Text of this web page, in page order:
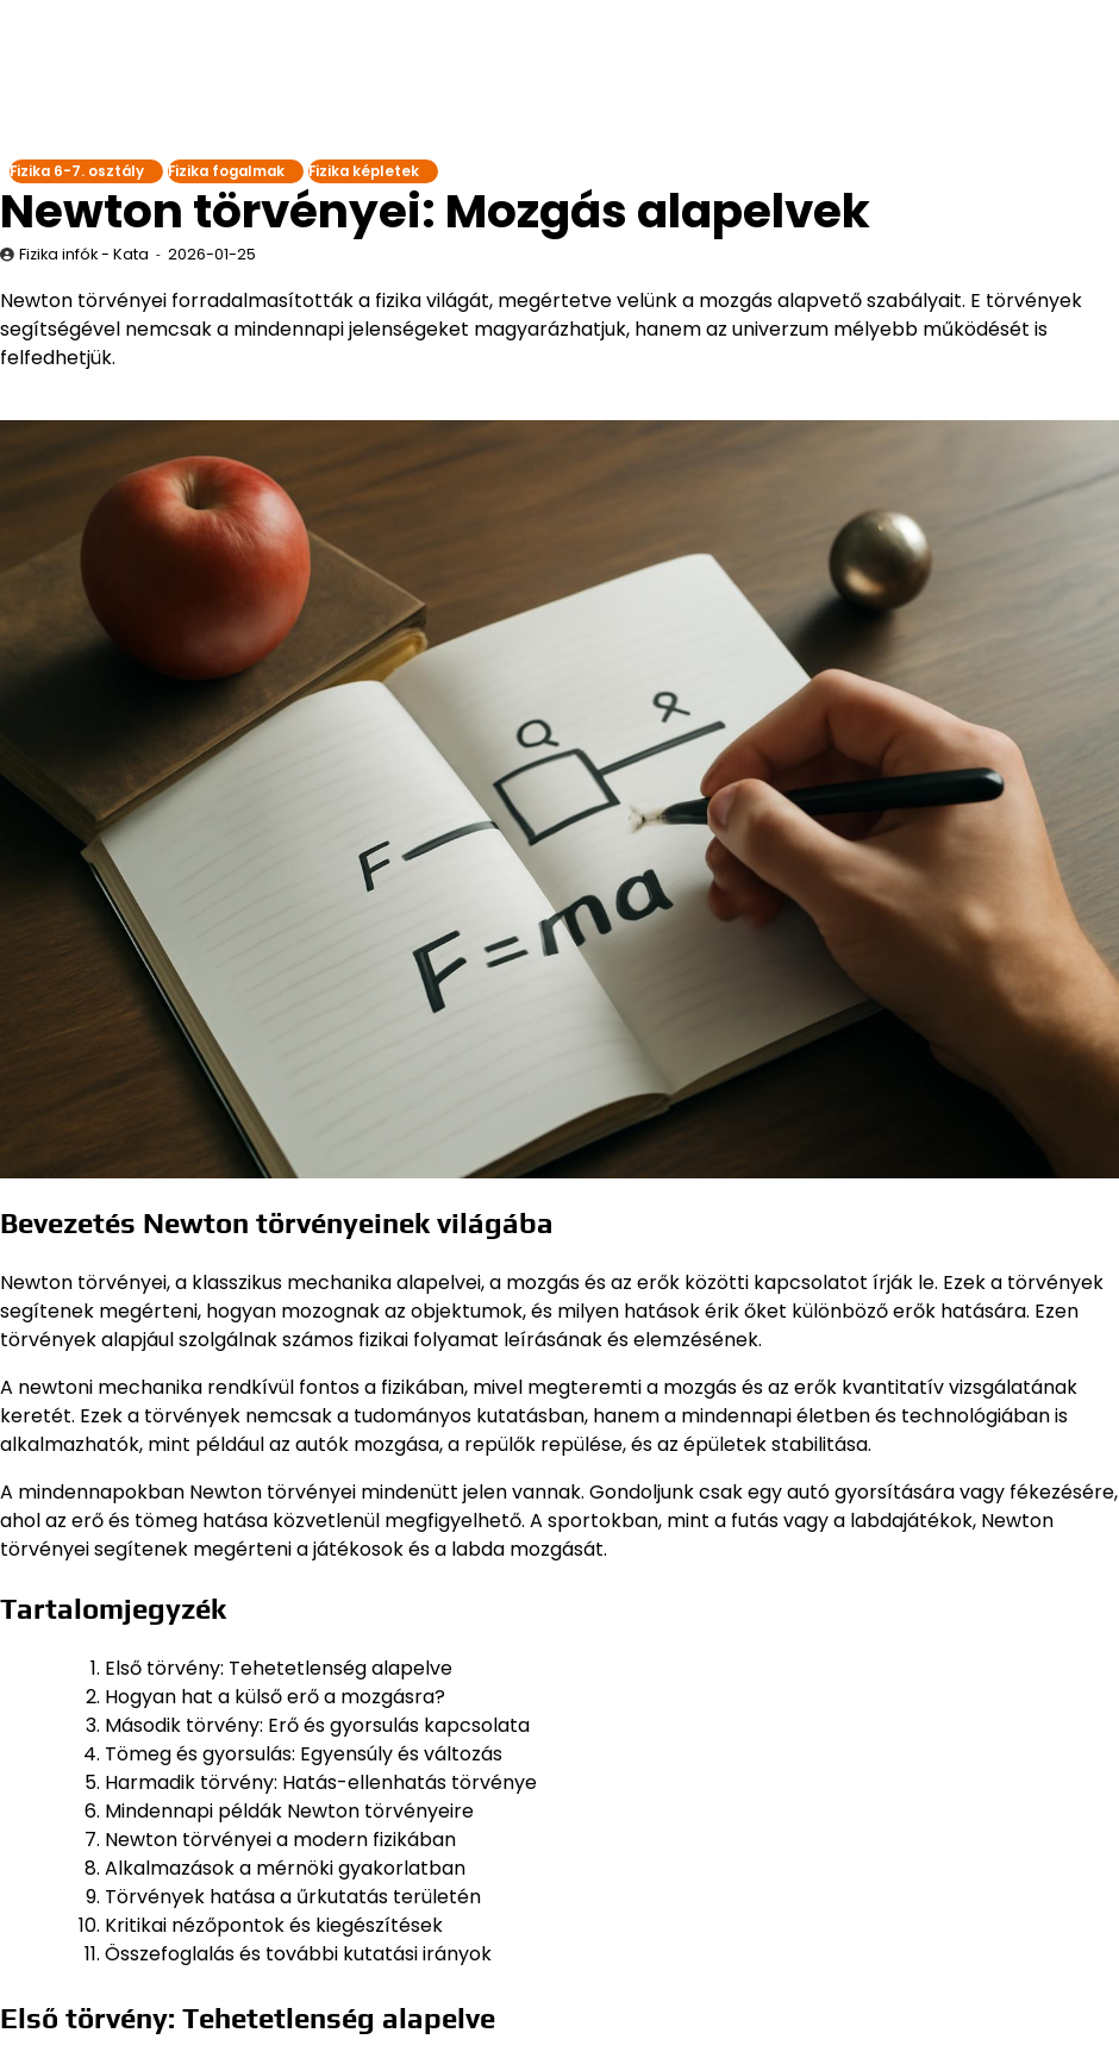
Fizika 6-7. osztály Fizika fogalmak Fizika képletek
Newton törvényei: Mozgás alapelvek
Fizika infók - Kata 2026-01-25
Newton törvényei forradalmasították a fizika világát, megértetve velünk a mozgás alapvető szabályait. E törvények
segítségével nemcsak a mindennapi jelenségeket magyarázhatjuk, hanem az univerzum mélyebb működését is
felfedhetjük.
Bevezetés Newton törvényeinek világába
Newton törvényei, a klasszikus mechanika alapelvei, a mozgás és az erők közötti kapcsolatot írják le. Ezek a törvények
segítenek megérteni, hogyan mozognak az objektumok, és milyen hatások érik őket különböző erők hatására. Ezen
törvények alapjául szolgálnak számos fizikai folyamat leírásának és elemzésének.
A newtoni mechanika rendkívül fontos a fizikában, mivel megteremti a mozgás és az erők kvantitatív vizsgálatának
keretét. Ezek a törvények nemcsak a tudományos kutatásban, hanem a mindennapi életben és technológiában is
alkalmazhatók, mint például az autók mozgása, a repülők repülése, és az épületek stabilitása.
A mindennapokban Newton törvényei mindenütt jelen vannak. Gondoljunk csak egy autó gyorsítására vagy fékezésére,
ahol az erő és tömeg hatása közvetlenül megfigyelhető. A sportokban, mint a futás vagy a labdajátékok, Newton
törvényei segítenek megérteni a játékosok és a labda mozgását.
Tartalomjegyzék
Első törvény: Tehetetlenség alapelve
Hogyan hat a külső erő a mozgásra?
Második törvény: Erő és gyorsulás kapcsolata
Tömeg és gyorsulás: Egyensúly és változás
Harmadik törvény: Hatás-ellenhatás törvénye
Mindennapi példák Newton törvényeire
Newton törvényei a modern fizikában
Alkalmazások a mérnöki gyakorlatban
Törvények hatása a űrkutatás területén
Kritikai nézőpontok és kiegészítések
Összefoglalás és további kutatási irányok
Első törvény: Tehetetlenség alapelve